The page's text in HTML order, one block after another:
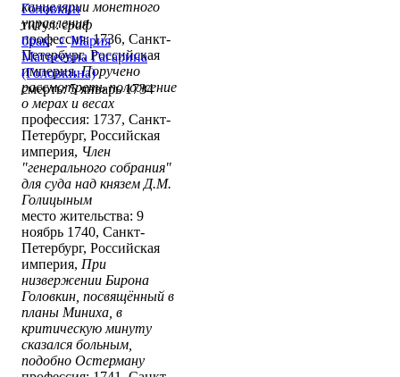
канцелярии монетного
управления
профессия: 1736, Санкт-
Петербург, Российская
империя,Поручено
рассмотреть положение
о мерах и весах
профессия: 1737, Санкт-
Петербург, Российская
империя, Член
"генерального собрания"
для суда над князем Д.М.
Голицыным
место жительства: 9
ноябрь 1740, Санкт-
Петербург, Российская
империя, При
низвержении Бирона
Головкин, посвящённый в
планы Миниха, в
критическую минуту
сказался больным,
подобно Остерману
Головкин
титул:граф
брак:♀ Мария
Матвеевна Гагарина
(Головкина)
смерть: 5 январь 1734